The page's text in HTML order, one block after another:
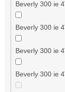
Beverly 300 ie
Beverly 300 ie
Beverly 300 ie
Beverly 300 ie